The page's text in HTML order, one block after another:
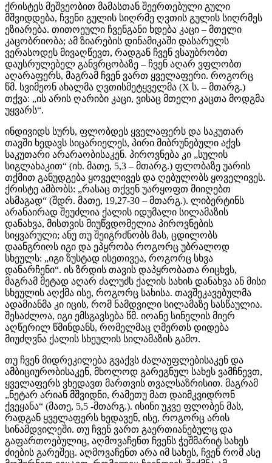
ქრისტეს მეშვეობით მამასთან შეერთებული გული
მშვიდდება, ჩვენი გულის სიღრმე ღვთის გულის სიღრმეს
ეზიარება. თითოეული ჩვენგანი ხდება კაცი – მთელი
კაცობრიობა; ამ ზიარების დინამიკაში დასარულს
ვერასოდეს მივაღწევთ, რადგან ჩვენ ვსაუბრობთ
დაუსრულებელ განვრცობაზე – ჩვენ აღარ ვფლობთ
აღარაფერს, მაგრამ ჩვენ ვართ ყველაფერი. როგორც
წმ. სვიმეონ ახალმა ღვთისმეტყველმა (X ს. – მთარგ.)
თქვა: „ის არის ღარიბი კაცი, ვისაც მთელი კაცთა მოდგმა
უყვარს“.
ინდივიდს სურს, ფლობდეს ყველაფერს და საკუთარ
თავში ხედავს სიცარიელეს, პირი მიბრუნებული აქვს
საკუთარი არარაობისაკენ. პიროვნება კი „სულის
სიგლახაკით“ (იხ. მათე, 5,3 – მთარგ.) ფლობაზე უარის
თქმით განუდგება ყოველივეს და ღებულობს ყოველივეს.
ქრისტე ამბობს: „რასაც თქვენ უარყოფთ მიიღებთ
ასმაგად“ (შდრ. მათე, 19,27-30 – მთარგ.). ლიბერტინს
არანაირად შეუძლია ქალის იდუმალი სილამაზის
დანახვა, მისთვის მიუწვდომელია პიროვნების
სიყვარული; ანუ თუ შეიგრძნობს მას, ცდილობს
დაანგრიოს იგი და ეპყრობა როგორც უბრალოდ
სხეულს: „იგი ზუსტად ისეთივეა, როგორც სხვა
დანარჩენი“. ის ზრდის თავის დაპყრობათა რიცხვს,
მაგრამ მეტად აღარ ძალუძს ქალის სახის დანახვა ან მისი
სხეულის აღქმა ისე, როგორც სახისა. თავშეკავებულმა
ადამიანმა კი იცის, რომ ნამდვილი სილამაზე სასწაულია.
შესაძლოა, იგი ემსგავსება წმ. იოანე სინელის მიერ
აღწერილ წმინდანს, რომელმაც ღმერთს დიდება
მიუძღვნა ქალის სხეულის სილამაზის გამო.
თუ ჩვენ მიდრეკილება გვაქვს ძალაუფლებისაკენ და
ამბიციურობისაკენ, მხოლოდ გარეგნულ სახეს ვამჩნევთ,
ყველაფერს ვხედავთ მართვის თვალსაზრისით. მაგრამ
„ნეტარ არიან მშვიდნი, რამეთუ მათ დაიმკვიდრონ
ქვეყანა“ (მათე, 5,5 -მთარგ.). ისინი უკვე ფლობენ მას,
რადგან ყველაფერს ხედავენ, ისე, როგორც არის
სინამდვილეში. თუ ჩვენ ვართ გაერთიანებულც და
გაფართოებულიც, აღმოვაჩენთ ჩვენს ჭეშმარიტ სახეს
ძიების გარეშეც. აღმოვაჩენთ არა იმ სახეს, ჩვენ რომ ასე